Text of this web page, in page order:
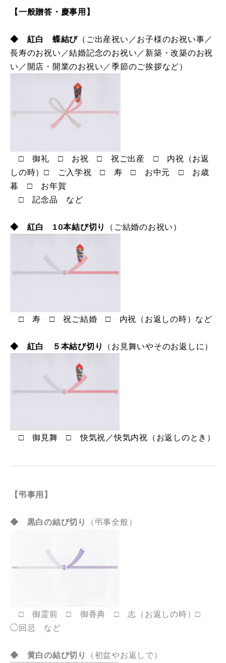
【一般贈答・慶事用】
◆ 紅白 蝶結び （ご出産祝い／お子様のお祝い事／
長寿のお祝い／結婚記念のお祝い／新築・改築のお祝
い／開店・開業のお祝い／季節のご挨拶など）
□ 御礼 □ お祝 □ 祝ご出産 □ 内祝（お返
しの時）□ ご入学祝 □ 寿 □ お中元 □ お歳
暮 □ お年賀
□ 記念品 など
◆ 紅白 10本結び切り （ご結婚のお祝い）
□ 寿 □ 祝ご結婚 □ 内祝（お返しの時）など
◆ 紅白 ５本結び切り （お見舞いやそのお返しに）
□ 御見舞 □ 快気祝／快気内祝（お返しのとき）
【弔事用】
◆ 黒白の結び切り （弔事全般）
□ 御霊前 □ 御香典 □ 志（お返しの時）□
◯回忌 など
◆ 黄白の結び切り （初盆やお返しで）